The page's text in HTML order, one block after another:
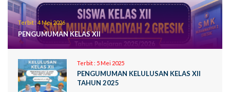
Terbit : 4 Mei 2026
PENGUMUMAN KELAS XII
Terbit : 5 Mei 2025
PENGUMUMAN KELULUSAN KELAS XII
TAHUN 2025